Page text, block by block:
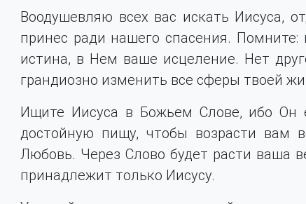
Воодушевляю всех вас искать Иисуса,
принес ради нашего спасения.
истина, в Нем ваше исцеление. Нет
грандиозно изменить все сферы твоей
Ищите Иисуса в Божьем Слове, ибо Он
достойную пищу, чтобы возрасти вам
Любовь. Через Слово будет расти ваша
принадлежит только Иисусу.